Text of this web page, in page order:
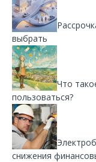
выбрать
Что
пользоваться?
снижения